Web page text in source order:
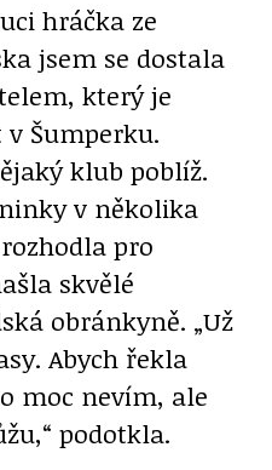
hráčka ze
jsem se dostala
který je
Šumperku.
klub poblíž.
v několika
pro
skvělé
obránkyně. „Už
Abych řekla
moc nevím, ale
podotkla.